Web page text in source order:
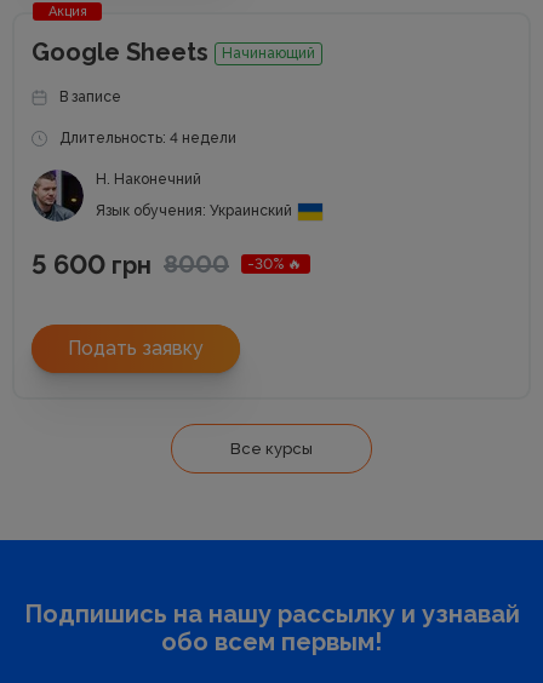
Акция
Google Sheets Начинающий
В записе
Длительность: 4 недели
Н. Наконечний
Язык обучения: Украинский
5 600 грн 8000 -30% 🔥
Подать заявку
Все курсы
Подпишись на нашу рассылку и узнавай
обо всем первым!